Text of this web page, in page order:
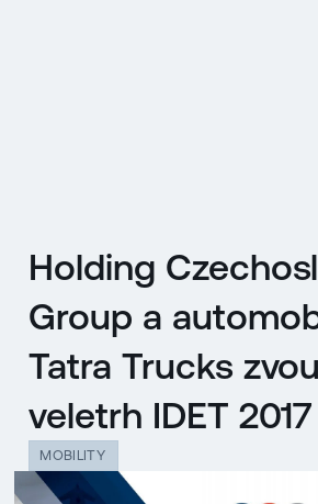
Holding
Group a
Tatra Trucks
veletrh IDET 2017
MOBILITY